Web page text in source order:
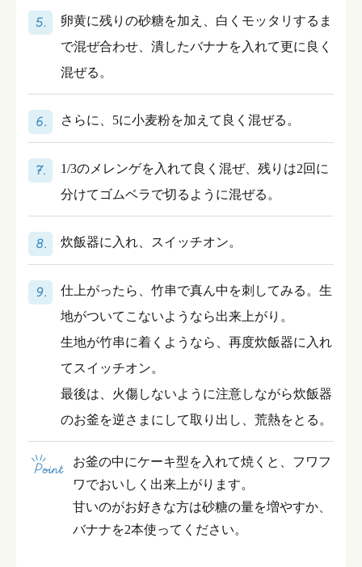
卵黄に残りの砂糖を加え、白くモッタリするま
で混ぜ合わせ、潰したバナナを入れて更に良く
混ぜる。
さらに、5に小麦粉を加えて良く混ぜる。
1/3のメレンゲを入れて良く混ぜ、残りは2回に
分けてゴムベラで切るように混ぜる。
炊飯器に入れ、スイッチオン。
仕上がったら、竹串で真ん中を刺してみる。生
地がついてこないようなら出来上がり。
生地が竹串に着くようなら、再度炊飯器に入れ
てスイッチオン。
最後は、火傷しないように注意しながら炊飯器
のお釜を逆さまにして取り出し、荒熱をとる。
お釜の中にケーキ型を入れて焼くと、フワフ
ワでおいしく出来上がります。
甘いのがお好きな方は砂糖の量を増やすか、
バナナを2本使ってください。